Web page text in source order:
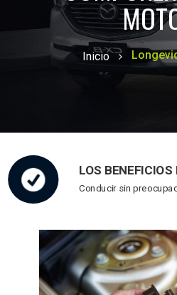
Inicio
LOS
Conducir sin